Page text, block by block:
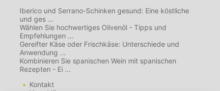
Iberico und Serrano-Schinken gesund: Eine köstliche
und ges ...
Wählen Sie hochwertiges Olivenöl - Tipps und
Empfehlungen ...
Gereifter Käse oder Frischkäse: Unterschiede und
Anwendung ...
Kombinieren Sie spanischen Wein mit spanischen
Rezepten - Ei ...
Kontakt